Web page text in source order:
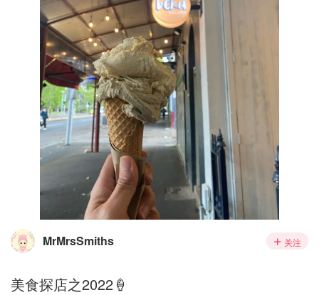
MrMrsSmiths 关注
美食探店之2022🍦